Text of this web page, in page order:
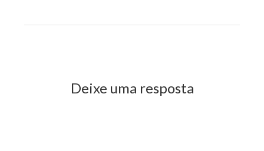
janela)
janela)
Deixe uma resposta